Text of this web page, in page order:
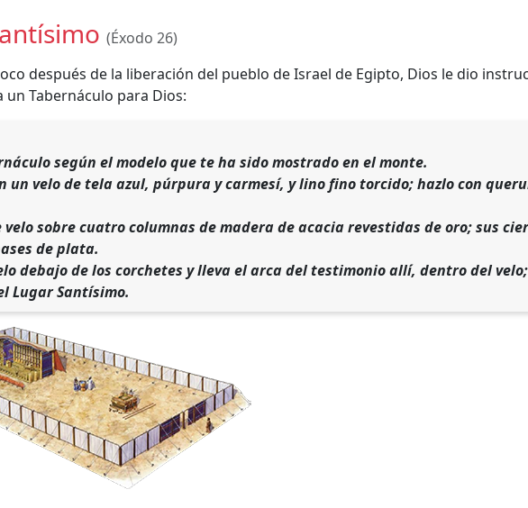
(Éxodo 26)
después de la liberación del pueblo de Israel de Egipto, Dios le dio
Tabernáculo para Dios:
según el modelo que te ha sido mostrado en el monte.
un velo de tela azul, púrpura y carmesí, y lino fino torcido; hazlo con
velo sobre cuatro columnas de madera de acacia revestidas de oro; sus
de plata.
debajo de los corchetes y lleva el arca del testimonio allí, dentro del
Lugar Santísimo.